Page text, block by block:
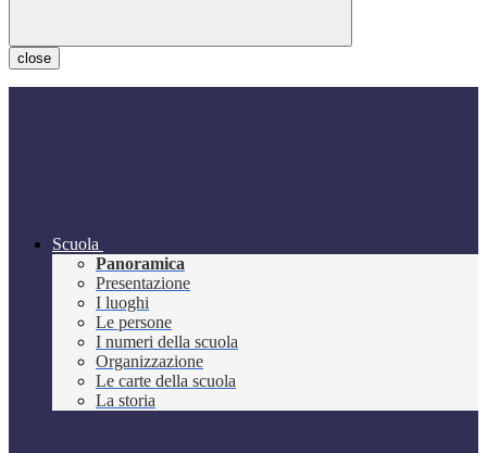
close
Scuola
Panoramica
Presentazione
I luoghi
Le persone
I numeri della scuola
Organizzazione
Le carte della scuola
La storia